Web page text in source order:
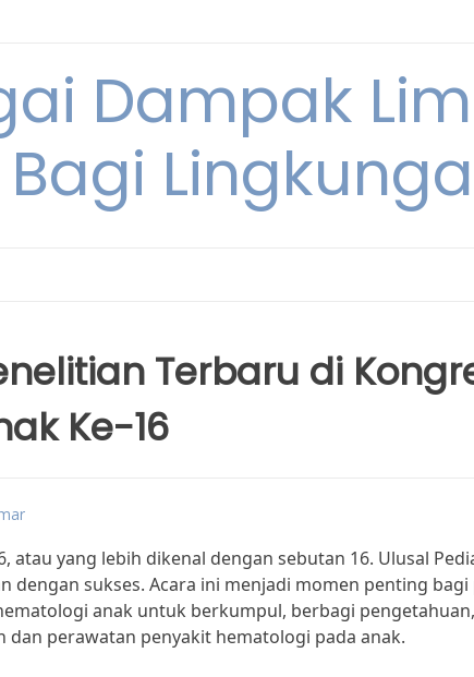
Dampak
Bagi
Terbaru di
Ke-16
atau yang lebih dikenal dengan sebutan 16. Ulusal
dengan sukses. Acara ini menjadi momen penting
anak untuk berkumpul, berbagi
dan perawatan penyakit hematologi pada anak.